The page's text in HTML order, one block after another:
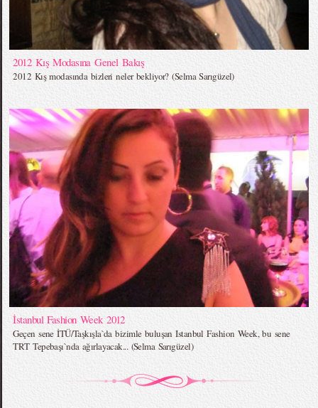
2012 Kış Modasına Genel Bakış
2012 Kış modasında bizleri neler bekliyor? (Selma Sarıgüzel)
İstanbul Fashion Week 2012
Geçen sene İTÜ/Taşkışla`da bizimle buluşan Istanbul Fashion Week, bu sene
TRT Tepebaşı`nda ağırlayacak... (Selma Sarıgüzel)